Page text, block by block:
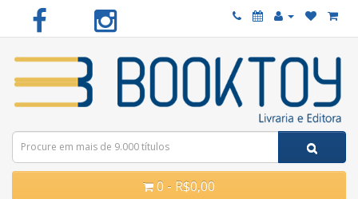
0 - R$0,00